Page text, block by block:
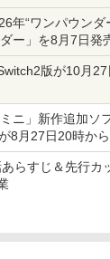
フになるセール
年“ワンパウンダ
ー」を8月7日発
ソース」を使用
版が10月
グレードも可能に
ニ」新作追加ソ
8月27日20時か
トルへ
あらすじ＆先行